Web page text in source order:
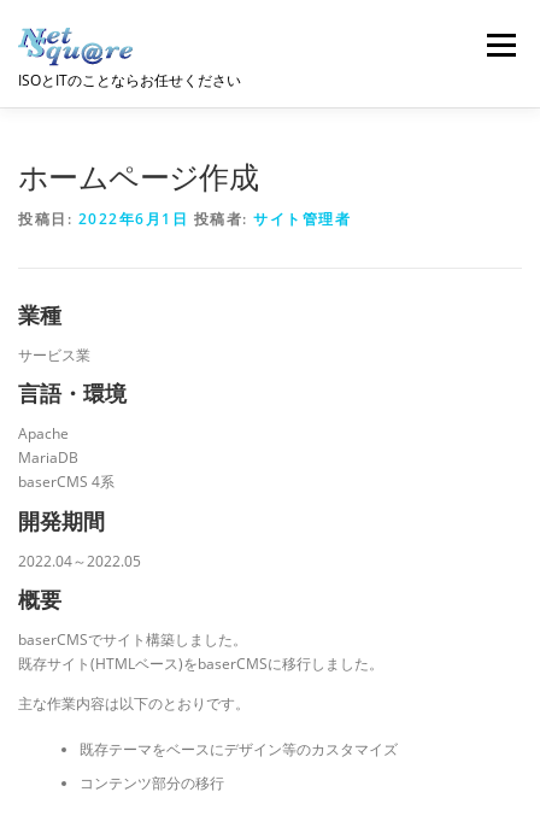
ツ
ISOとITのことならお任せください
メニュー
ホームページ作成
投稿日: 2022年6月1日 投稿者: サイト管理者
業種
サービス業
言語・環境
Apache
MariaDB
baserCMS 4系
開発期間
2022.04～2022.05
概要
baserCMSでサイト構築しました。
既存サイト(HTMLベース)をbaserCMSに移行しました。
主な作業内容は以下のとおりです。
既存テーマをベースにデザイン等のカスタマイズ
コンテンツ部分の移行